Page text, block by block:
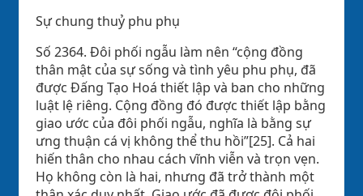
Sự chung thuỷ phu phụ
Số 2364. Đôi phối ngẫu làm nên “cộng đồng
thân mật của sự sống và tình yêu phu phụ, đã
được Đấng Tạo Hoá thiết lập và ban cho những
luật lệ riêng. Cộng đồng đó được thiết lập bằng
giao ước của đôi phối ngẫu, nghĩa là bằng sự
ưng thuận cá vị không thể thu hồi”[25]. Cả hai
hiến thân cho nhau cách vĩnh viễn và trọn vẹn.
Họ không còn là hai, nhưng đã trở thành một